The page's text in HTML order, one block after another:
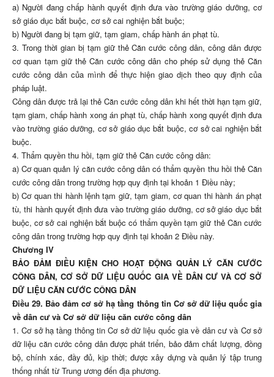
a) Người đang chấp hành quyết định đưa vào trường giáo dưỡng, cơ
sở giáo dục bắt buộc, cơ sở cai nghiện bắt buộc;
b) Người đang bị tạm giữ, tạm giam, chấp hành án phạt tù.
3. Trong thời gian bị tạm giữ thẻ Căn cước công dân, công dân được
cơ quan tạm giữ thẻ Căn cước công dân cho phép sử dụng thẻ Căn
cước công dân của mình để thực hiện giao dịch theo quy định của
pháp luật.
Công dân được trả lại thẻ Căn cước công dân khi hết thời hạn tạm giữ,
tạm giam, chấp hành xong án phạt tù, chấp hành xong quyết định đưa
vào trường giáo dưỡng, cơ sở giáo dục bắt buộc, cơ sở cai nghiện bắt
buộc.
4. Thẩm quyền thu hồi, tạm giữ thẻ Căn cước công dân:
a) Cơ quan quản lý căn cước công dân có thẩm quyền thu hồi thẻ Căn
cước công dân trong trường hợp quy định tại khoản 1 Điều này;
b) Cơ quan thi hành lệnh tạm giữ, tạm giam, cơ quan thi hành án phạt
tù, thi hành quyết định đưa vào trường giáo dưỡng, cơ sở giáo dục bắt
buộc, cơ sở cai nghiện bắt buộc có thẩm quyền tạm giữ thẻ Căn cước
công dân trong trường hợp quy định tại khoản 2 Điều này.
Chương IV
BẢO ĐẢM ĐIỀU KIỆN CHO HOẠT ĐỘNG QUẢN LÝ CĂN CƯỚC
CÔNG DÂN, CƠ SỞ DỮ LIỆU QUỐC GIA VỀ DÂN CƯ VÀ CƠ SỞ
DỮ LIỆU CĂN CƯỚC CÔNG DÂN
Điều 29. Bảo đảm cơ sở hạ tầng thông tin Cơ sở dữ liệu quốc gia
về dân cư và Cơ sở dữ liệu căn cước công dân
1. Cơ sở hạ tầng thông tin Cơ sở dữ liệu quốc gia về dân cư và Cơ sở
dữ liệu căn cước công dân được phát triển, bảo đảm chất lượng, đồng
bộ, chính xác, đầy đủ, kịp thời; được xây dựng và quản lý tập trung
thống nhất từ Trung ương đến địa phương.